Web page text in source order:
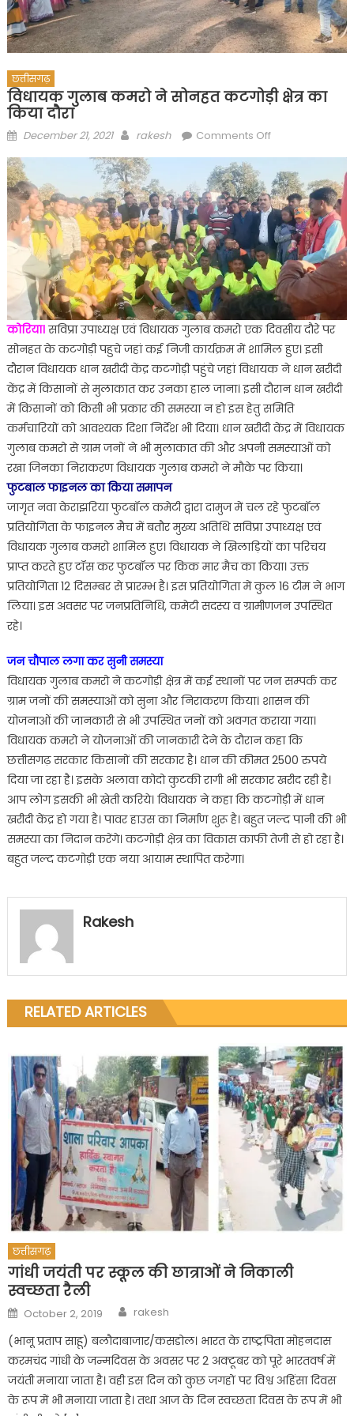
छत्तीसगढ़
विधायक गुलाब कमरो ने सोनहत कटगोड़ी क्षेत्र का
किया दौरा
Posted
December 21, 2021 Author
rakesh Comments Offon
गुलाब
कमरो
ने
सोनहत
कटगोड़ी
क्षेत्र
का
किया
दौरा
कोरिया।सविप्रा उपाध्यक्ष एवं विधायक गुलाब कमरो एक दिवसीय दौरे पर
सोनहत के कटगोड़ी पहुचे जहां कई निजी कार्यक्रम में शामिल हुए। इसी
दौरान विधायक धान खरीदी केंद्र कटगोड़ी पहुंचे जहां विधायक ने धान खरीदी
केंद्र में किसानों से मुलाकात कर उनका हाल जाना। इसी दौरान धान खरीदी
में किसानों को किसी भी प्रकार की समस्या न हो इस हेतु समिति
कर्मचारियों को आवश्यक दिशा निर्देश भी दिया। धान खरीदी केंद्र में विधायक
गुलाब कमरो से ग्राम जनों ने भी मुलाकात की और अपनी समस्याओं को
रखा जिनका निराकरण विधायक गुलाब कमरो ने मौके पर किया।
फुटबाल फाइनल का किया समापन
जागृत नवा केराझरिया फुटबॉल कमेटी द्वारा दामुज में चल रहे फुटबॉल
प्रतियोगिता के फाइनल मैच में बतौर मुख्य अतिथि सविप्रा उपाध्यक्ष एवं
विधायक गुलाब कमरो शामिल हुए। विधायक ने खिलाड़ियों का परिचय
प्राप्त करते हुए टॉस कर फुटबॉल पर किक मार मैच का किया। उक्त
प्रतियोगिता 12 दिसम्बर से प्रारम्भ है। इस प्रतियोगिता में कुल 16 टीम ने भाग
लिया। इस अवसर पर जनप्रतिनिधि, कमेटी सदस्य व ग्रामीणजन उपस्थित
रहे।
जन चौपाल लगा कर सुनी समस्या
विधायक गुलाब कमरो ने कटगोड़ी क्षेत्र में कई स्थानों पर जन सम्पर्क कर
ग्राम जनों की समस्याओं को सुना और निराकरण किया। शासन की
योजनाओं की जानकारी से भी उपस्थित जनों को अवगत कराया गया।
विधायक कमरो ने योजनाओं की जानकारी देने के दौरान कहा कि
छत्तीसगढ़ सरकार किसानों की सरकार है। धान की कीमत 2500 रुपये
दिया जा रहा है। इसके अलावा कोदो कुटकी रागी भी सरकार खरीद रही है।
आप लोग इसकी भी खेती करिये। विधायक ने कहा कि कटगोड़ी में धान
खरीदी केंद्र हो गया है। पावर हाउस का निर्माण शुरू है। बहुत जल्द पानी की भी
समस्या का निदान करेंगे। कटगोड़ी क्षेत्र का विकास काफी तेजी से हो रहा है।
बहुत जल्द कटगोड़ी एक नया आयाम स्थापित करेगा।
Rakesh
RELATED ARTICLES
छत्तीसगढ़
गांधी जयंती पर स्कूल की छात्राओं ने निकाली
स्वच्छता रैली
Posted
on
October 2, 2019 Author
rakesh
(भानू प्रताप साहू) बलौदाबाजार/कसडोल। भारत के राष्ट्रपिता मोहनदास
करमचंद गांधी के जन्मदिवस के अवसर पर 2 अक्टूबर को पूरे भारतवर्ष में
जयंती मनाया जाता है। वही इस दिन को कुछ जगहों पर विश्व अहिंसा दिवस
के रूप में भी मनाया जाता है। तथा आज के दिन स्वच्छता दिवस के रूप में भी